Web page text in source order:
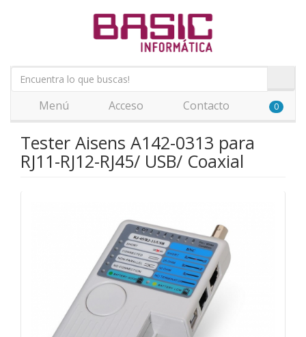
Menú Acceso Contacto 0
Tester Aisens A142-0313 para
RJ11-RJ12-RJ45/ USB/ Coaxial